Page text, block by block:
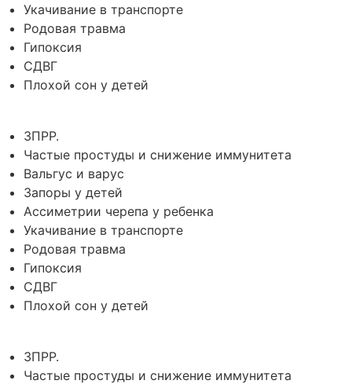
Укачивание в транспорте
Родовая травма
Гипоксия
СДВГ
Плохой сон у детей
ЗПРР.
Частые простуды и снижение иммунитета
Вальгус и варус
Запоры у детей
Ассиметрии черепа у ребенка
Укачивание в транспорте
Родовая травма
Гипоксия
СДВГ
Плохой сон у детей
ЗПРР.
Частые простуды и снижение иммунитета